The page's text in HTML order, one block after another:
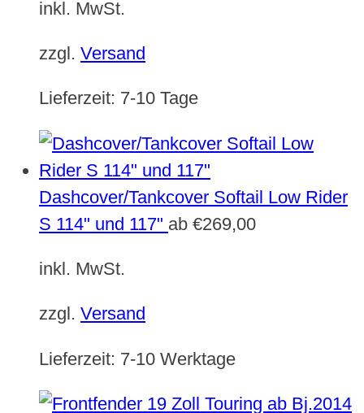
inkl. MwSt.
zzgl. Versand
Lieferzeit: 7-10 Tage
Dashcover/Tankcover Softail Low Rider
S 114" und 117" ab €269,00
inkl. MwSt.
zzgl. Versand
Lieferzeit: 7-10 Werktage